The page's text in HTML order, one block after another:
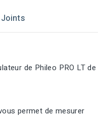
de Phileo PRO LT de
permet de mesurer